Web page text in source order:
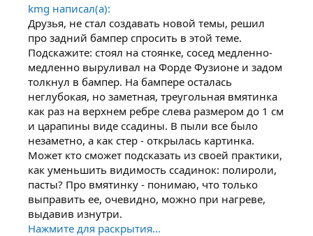
kmg написал(а):
Друзья, не стал создавать новой темы, решил
про задний бампер спросить в этой теме.
Подскажите: стоял на стоянке, сосед медленно-
медленно выруливал на Форде Фузионе и задом
толкнул в бампер. На бампере осталась
неглубокая, но заметная, треугольная вмятинка
как раз на верхнем ребре слева размером до 1 см
и царапины виде ссадины. В пыли все было
незаметно, а как стер - открылась картинка.
Может кто сможет подсказать из своей практики,
как уменьшить видимость ссадинок: полироли,
пасты? Про вмятинку - понимаю, что только
выправить ее, очевидно, можно при нагреве,
выдавив изнутри.
Нажмите для раскрытия...